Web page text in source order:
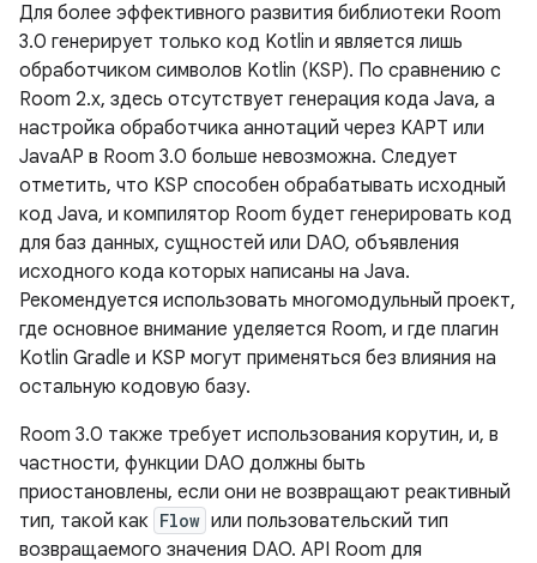
Для более эффективного развития библиотеки Room
3.0 генерирует только код Kotlin и является лишь
обработчиком символов Kotlin (KSP). По сравнению с
Room 2.x, здесь отсутствует генерация кода Java, а
настройка обработчика аннотаций через KAPT или
JavaAP в Room 3.0 больше невозможна. Следует
отметить, что KSP способен обрабатывать исходный
код Java, и компилятор Room будет генерировать код
для баз данных, сущностей или DAO, объявления
исходного кода которых написаны на Java.
Рекомендуется использовать многомодульный проект,
где основное внимание уделяется Room, и где плагин
Kotlin Gradle и KSP могут применяться без влияния на
остальную кодовую базу.
Room 3.0 также требует использования корутин, и, в
частности, функции DAO должны быть
приостановлены, если они не возвращают реактивный
тип, такой как Flow или пользовательский тип
возвращаемого значения DAO. API Room для